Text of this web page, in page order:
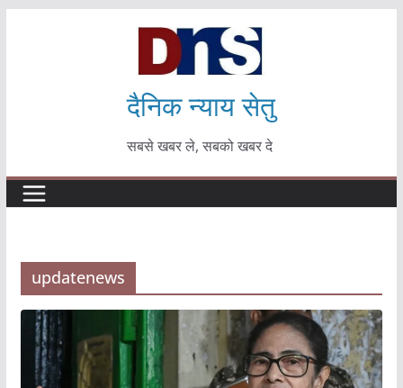
दैनिक न्याय सेतु
सबसे खबर ले, सबको खबर दे
updatenews